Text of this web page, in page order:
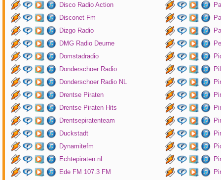
Disco Radio Action
Disconet Fm
Dizgo Radio
DMG Radio Deurne
Domstadradio
Donderschoer Radio
Donderschoer Radio NL
Drentse Piraten
Drentse Piraten Hits
Drentsepiratenteam
Duckstadt
Dynamitefm
Echtepiraten.nl
Ede FM 107.3 FM